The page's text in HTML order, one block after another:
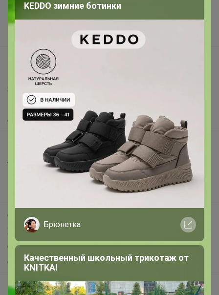
Реклама на сайте
Поставщикам
support@24-ok.ru
Написать в поддержку
Защита покупателя
Помощь
О нас
Все предложения
Анонсы
Самое выгодное
Хиты продаж
Самое желанное
Самое быстрое
Начать зарабатывать с 24-ok
KEDDO зимние ботинки
Брюнетка
Качественный школьный трикотаж от
KNITKA!